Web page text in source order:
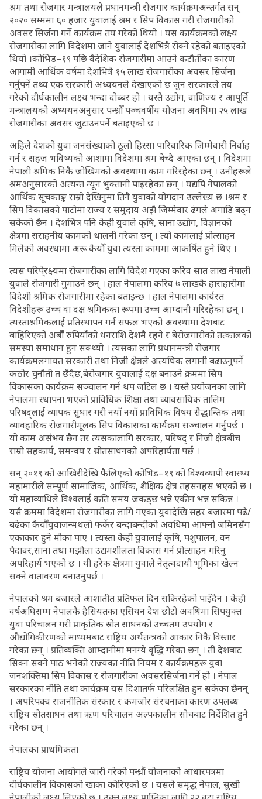
श्रम तथा रोजगार मन्त्रालयले प्रधानमन्त्री रोजगार कार्यक्रमअन्तर्गत सन्
२०२० सम्ममा ६० हजार युवालाई श्रम र सिप विकास गरी रोजगारीको
अवसर सिर्जना गर्ने कार्यक्रम तय गरेको थियो । यस कार्यक्रमको लक्ष्य
रोजगारीका लागि विदेशमा जाने युवालाई देशभित्रै रोक्ने रहेको बताइएको
थियो ।कोभिड–१९ पछि वैदेशिक रोजगारीमा आउने कटौतीका कारण
आगामी आर्थिक वर्षमा देशभित्रै १५ लाख रोजगारीका अवसर सिर्जना
गर्नुपर्ने तथ्य एक सरकारी अध्ययनले देखाएको छ जुन सरकारले तय
गरेको दीर्घकालीन लक्ष्य भन्दा दोब्बर हो । यस्तै उद्योग, वाणिज्य र आपूर्ति
मन्त्रालयको अध्ययनअनुसार पन्ध्रौँ पञ्चवर्षीय योजना अवधिमा २५ लाख
रोजगारीका अवसर जुटाउनपर्ने बताइएको छ ।
अहिले देशको युवा जनसंख्याको ठूलो हिस्सा पारिवारिक जिम्मेवारी निर्वाह
गर्न र सहज भविष्यको आशामा विदेशमा श्रम बेच्दै आएका छन् । विदेशमा
नेपाली श्रमिक निकै जोखिमको अवस्थामा काम गरिरहेका छन् । उनीहरूले
श्रमअनुसारको अत्यन्त न्यून भुक्तानी पाइरहेका छन् । यद्यपि नेपालको
आर्थिक सूचकाङ्क राम्रो देखिनुमा तिनै युवाको योगदान उल्लेख्य छ ।श्रम र
सिप विकासको पाटोमा राज्य र समुदाय अझै जिम्मेवार ढंगले अगाडि बढ्न
सकेको छैन । देशभित्र पनि केही युवाले कृषि, साना उद्योग, विज्ञानको
क्षेत्रमा सराहनीय कामको थालनी गरेका छन् । त्यो कामलाई प्रोत्साहन
मिलेको अवस्थामा अरू कैयौँ युवा त्यस्ता काममा आकर्षित हुने थिए ।
त्यस परिपे्रक्ष्यमा रोजगारीका लागि विदेश गएका करिव सात लाख नेपाली
युवाले रोजगारी गुमाउने छन् । हाल नेपालमा करिव ७ लाखकै हाराहारीमा
विदेशी श्रमिक रोजगारीमा रहेका बताइन्छ । हाल नेपालमा कार्यरत
विदेशीहरू उच्च वा दक्ष श्रमिकका रूपमा उच्च आम्दानी गरिरहेका छन् ।
त्यस्ताश्रमिकलाई प्रतिस्थापन गर्न सफल भएको अवस्थामा देशबाट
बाहिरिएको अर्बौंँ रुपियाँको धनराशि देशमै रहने र बेरोजगारीको तत्कालको
समस्या समाधान हुन सक्थ्यो । त्यसका लागि प्रधानमन्त्री रोजगार
कार्यक्रमलगायत सरकारी तथा निजी क्षेत्रले अत्यधिक लगानी बढाउनुपर्ने
कठोर चुनौती त छँदैछ,बेरोजगार युवालाई दक्ष बनाउने क्रममा सिप
विकासका कार्यक्रम सञ्चालन गर्न थप जटिल छ । यस्तै प्रयोजनका लागि
नेपालमा स्थापना भएको प्राविधिक शिक्षा तथा व्यावसायिक तालिम
परिषद्लाई व्यापक सुधार गरी नयाँ नयाँ प्राविधिक विषय सैद्धान्तिक तथा
व्यावहारिक रोजगारीमूलक सिप विकासका कार्यक्रम सञ्चालन गर्नुपर्छ ।
यो काम असंभव छैन तर त्यसकालागि सरकार, परिषद् र निजी क्षेत्रबीच
राम्रो सहकार्य, समन्वय र स्रोतसाधनको अपरिहार्यता पर्छ ।
सन् २०१९ को आखिरीदेखि फैलिएको कोभिड–१९ को विश्वव्यापी स्वास्थ्य
महामारीले सम्पूर्ण सामाजिक, आर्थिक, शैक्षिक क्षेत्र तहसनहस भएको छ ।
यो महाव्याधिले विश्वलाई कति समय जकड्छ भन्ने एकीन भन्न सकिन्न ।
यसै क्रममा विदेशमा रोजगारीका लागि गएका युवादेखि सहर बजारमा पढे/
बढेका कैयौँयुवाजन्मथलो फर्केर बन्दाबन्दीको अवधिमा आफ्नो जमिनसँग
एकाकार हुने मौका पाए । त्यस्ता केही युवालाई कृषि, पशुपालन, वन
पैदावर,साना तथा मझौला उद्यमशीलता विकास गर्न प्रोत्साहन गरिनु
अपरिहार्य भएको छ । यी हरेक क्षेत्रमा युवाले नेतृत्वदायी भूमिका खेल्न
सक्ने वातावरण बनाउनुपर्छ ।
नेपालको श्रम बजारले आशातीत प्रतिफल दिन सकिरहेको पाइँदैन । केही
वर्षअघिसम्म नेपालकै हैसियतका एसियन देश छोटो अवधिमा सिपयुक्त
युवा परिचालन गरी प्राकृतिक स्रोत साधनको उच्चतम उपयोग र
औद्योगिकीरणको माध्यमबाट राष्ट्रिय अर्थतन्त्रको आकार निकै विस्तार
गरेका छन् । प्रतिव्यक्ति आम्दानीमा मनग्ये वृद्धि गरेका छन् । ती देशबाट
सिक्न सक्ने पाठ भनेको राज्यका नीति नियम र कार्यक्रमहरू युवा
जनशक्तिमा सिप विकास र रोजगारीका अवसरसिर्जना गर्ने हो । नेपाल
सरकारका नीति तथा कार्यक्रम यस दिशातर्फ परिलक्षित हुन सकेका छैनन्
। अपरिपक्व राजनीतिक संस्कार र कमजोर संरचनाका कारण उपलब्ध
राष्ट्रिय स्रोतसाधन तथा ऋण परिचालन अल्पकालीन सोचबाट निर्देशित हुने
गरेका छन् ।
नेपालका प्राथमिकता
राष्ट्रिय योजना आयोगले जारी गरेको पन्ध्रौं योजनाको आधारपत्रमा
दीर्घकालीन विकासको खाका कोरिएको छ । यसले समृद्ध नेपाल, सुखी